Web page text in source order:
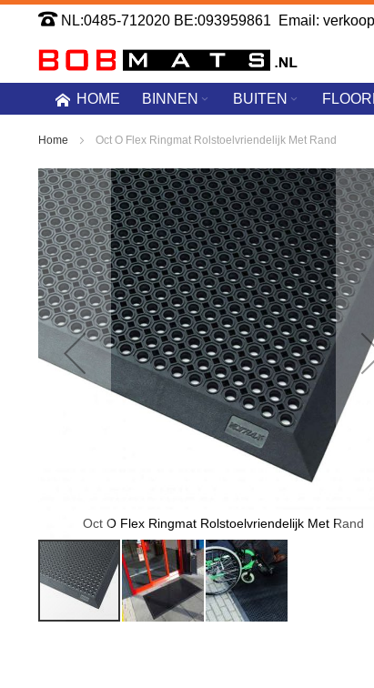
Ga
naar
de
inhoud
NL:0485-712020 BE:093959861 Email:
HOME BINNEN BUITEN
Home Oct O Flex Ringmat Rolstoelvriendelijk Met Rand
Ga
naar
het
einde
van
de
afbeeldingen-
gallerij
Oct O Flex Ringmat Rolstoelvriendelijk Met Rand